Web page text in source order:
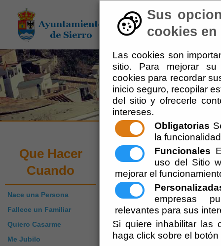
Sus
cookies
Las cookies son
sitio. Para mejorar su
cookies para recordar
inicio seguro, recopilar
del sitio y ofrecerle
intereses.
Obligatorias
la
Funcionales
uso del Sitio
mejorar el
empresas
relevantes para sus
Si quiere inhabilitar las
haga click sobre el
El Ayuntamiento
Que Hacer
Cuando
Nace una Persona
Fallece un Familiar
Quiero Casarme
Me Jubilo
Que Hacer
Escuchar
Lo primero que hay que hacer
atención de la Seguridad
Atención e Información vienen
llevarla presencialmente al
necesaria. Una vez
recibirá una carta de